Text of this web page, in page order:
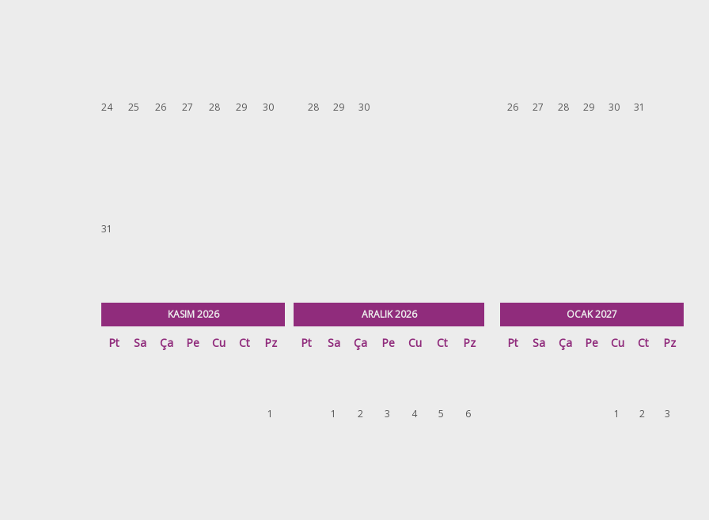
24 25 26 27 28 29 30
31
28 29 30 26 27 28 29 30 31
KASIM 2026
Pt Sa Ça Pe Cu Ct Pz
1
ARALIK 2026
Pt Sa Ça Pe Cu Ct Pz
1 2 3 4 5 6
OCAK 2027
Pt Sa Ça Pe Cu Ct Pz
1 2 3